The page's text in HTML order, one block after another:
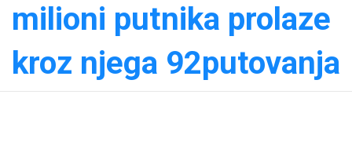
milioni putnika prolaze
kroz njega 92putovanja